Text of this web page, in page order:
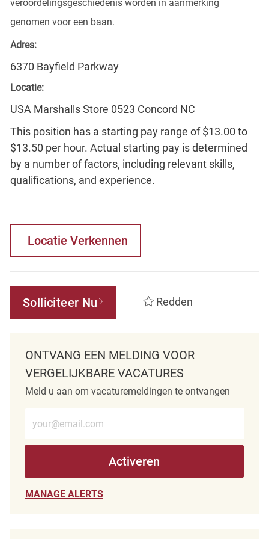
veroordelingsgeschiedenis worden in aanmerking
genomen voor een baan.
Adres:
6370 Bayfield Parkway
Locatie:
USA Marshalls Store 0523 Concord NC
This position has a starting pay range of $13.00 to
$13.50 per hour. Actual starting pay is determined
by a number of factors, including relevant skills,
qualifications, and experience.
Locatie Verkennen
Solliciteer Nu Redden
ONTVANG EEN MELDING VOOR
VERGELIJKBARE VACATURES
Meld u aan om vacaturemeldingen te ontvangen
Activeren
MANAGE ALERTS